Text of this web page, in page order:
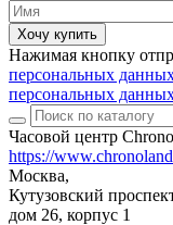
Хочу купить
Нажимая кнопку
персональных
персональных
Часовой центр
https://
Москва,
Кутузовский
дом 26, корпус 1